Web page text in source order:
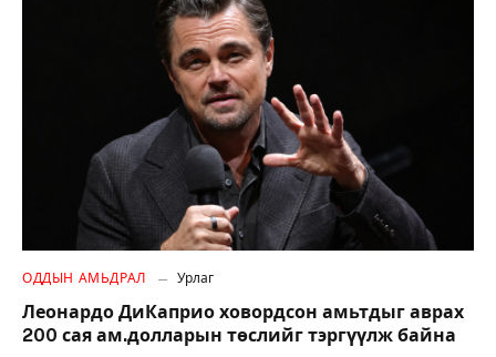
ОДДЫН АМЬДРАЛ Урлаг
Леонардо ДиКаприо ховордсон амьтдыг аврах
200 сая ам.долларын төслийг тэргүүлж байна